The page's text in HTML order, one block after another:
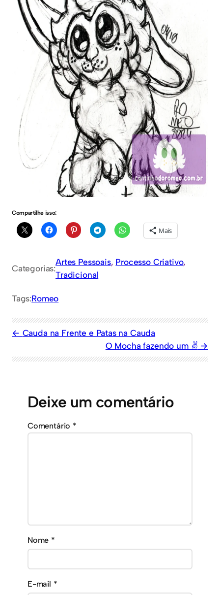
Compartilhe isso:
Mais
Categorias:
Artes Pessoais, Processo Criativo
Tradicional
Tags:Romeo
Cauda na Frente e Patas na Cauda
O Mocha fazendo um ✌️
Deixe um comentário
Comentário *
Nome *
E-mail *